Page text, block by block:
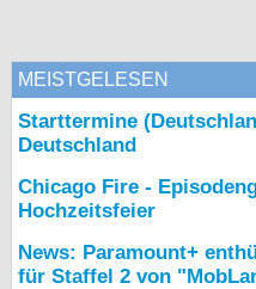
MEISTGELESEN
Starttermine
Deutschland
Chicago Fire -
Hochzeitsfeier
News: Paramount+
für Staffel 2 von